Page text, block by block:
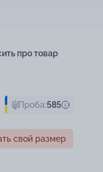
про товар
Проба:585
свой размер